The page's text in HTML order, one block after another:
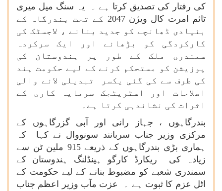
کی رفتار کی تصدیق کرتا ہے ۔ یہ سنگ میل میری
ٹائم امرت کال ویژن 2047 کے تحت بندرگاہ کے
بنیادی ڈھانچے کو جدید بنانے ، لاجسٹک کی
کارکردگی کو بڑھانے اور ایک سرکردہ
سمندری ملک کے طور پر ہندوستان کی
پوزیشن کو مستحکم کرنے کے لیے حکومت ہند
کی طرف سے کی گئی یکسر تبدیلی لانے والی
اصلاحات اور اسٹریٹجک سرمایہ کاری کے
اثرات کی نشاندہی کرتا ہے۔
بندرگاہوں ، جہاز رانی اور آبی گزرگاہوں کے
مرکزی وزیر جناب سربانند سونووال نے کہا کہ
ہماری بڑی بندرگاہوں کے ذریعے 915 ملین ٹن سے
زیادہ کی ریکارڈ کارگو ہینڈلنگ ہندوستان کے
سمندری شعبے کو مضبوط بنانے کے لیے حکومت کے
اٹل عزم کا ثبوت ہے ۔ عزت مآب وزیر اعظم جناب